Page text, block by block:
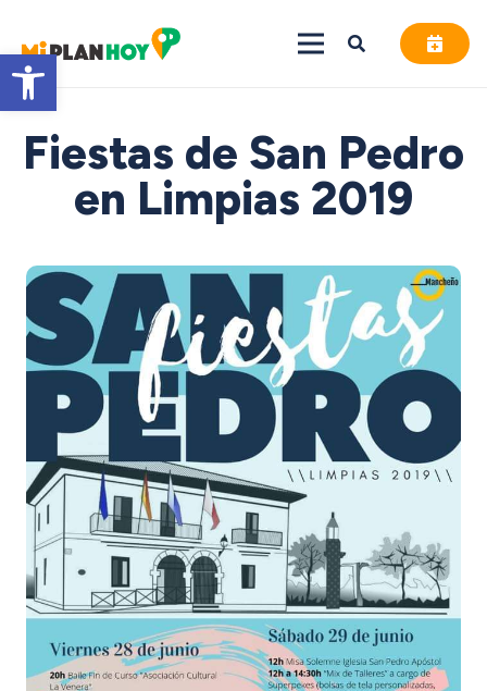
Abrir barra de herramientas
Fiestas de San Pedro
en Limpias 2019